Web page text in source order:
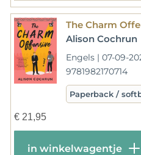
The Charm
Alison Cochrun
Engels | 07-09-
9781982170714
Paperback /
€21,95
in winkelwagentje